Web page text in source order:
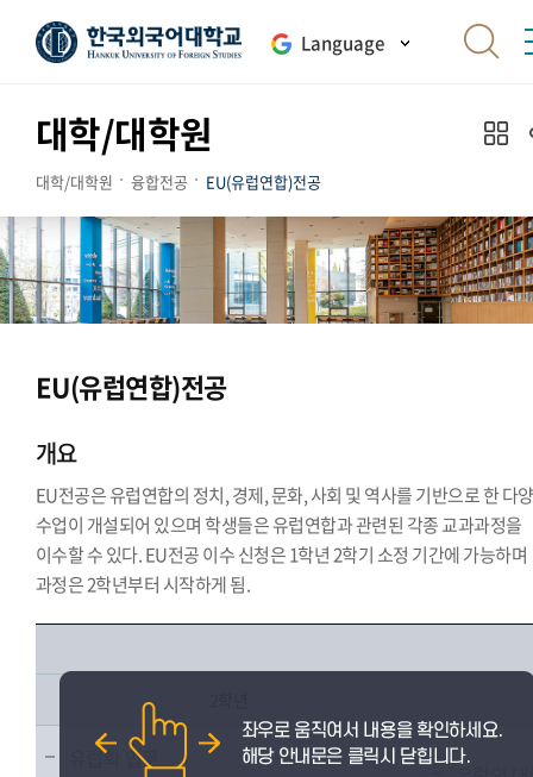
Language
대학/대학원
대학/대학원 융합전공 EU(유럽연합)전공
EU(유럽연합)전공
개요
EU전공은 유럽연합의 정치, 경제, 문화, 사회 및 역사를 기반으로 한 다
수업이 개설되어 있으며 학생들은 유럽연합과 관련된 각종 교과과정을
이수할 수 있다. EU전공 이수 신청은 1학년 2학기 소정 기간에 가능하며
과정은 2학년부터 시작하게 됨.
유럽학 입문